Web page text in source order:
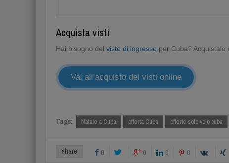
Acquista visti
Hai bisogno del visto di ingresso per Cuba? Acquistalo
Vai all’acquisto dei visti online
Tags: Natale a Cuba offerta Cuba offerte solo volo cuba
share 0 0 0 0